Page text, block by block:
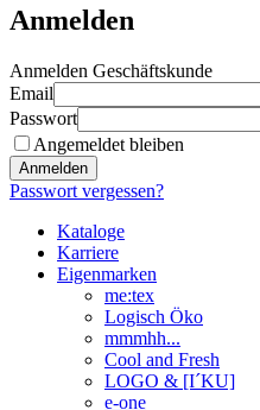
Anmelden
Anmelden Geschäftskunde
Email
Passwort
Angemeldet bleiben
Anmelden
Passwort vergessen?
Kataloge
Karriere
Eigenmarken
me:tex
Logisch Öko
mmmhh...
Cool and Fresh
LOGO & [I´KU]
e-one